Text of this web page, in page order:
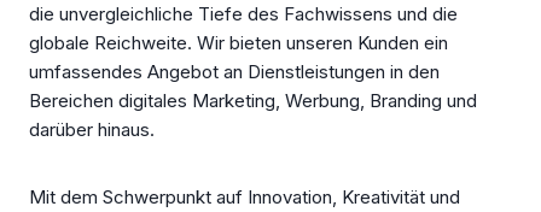
die unvergleichliche Tiefe des Fachwissens und die
globale Reichweite. Wir bieten unseren Kunden ein
umfassendes Angebot an Dienstleistungen in den
Bereichen digitales Marketing, Werbung, Branding und
darüber hinaus.
Mit dem Schwerpunkt auf Innovation, Kreativität und